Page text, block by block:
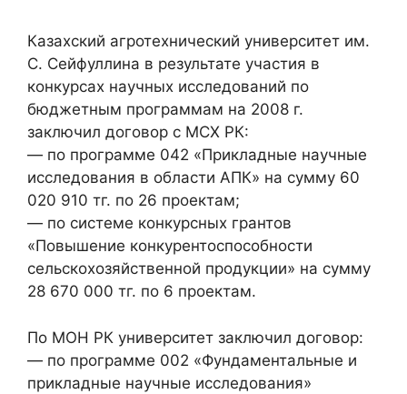
Казахский агротехнический университет им.
С. Сейфуллина в результате участия в
конкурсах научных исследований по
бюджетным программам на 2008 г.
заключил договор с МСХ РК:
— по программе 042 «Прикладные научные
исследования в области АПК» на сумму 60
020 910 тг. по 26 проектам;
— по системе конкурсных грантов
«Повышение конкурентоспособности
сельскохозяйственной продукции» на сумму
28 670 000 тг. по 6 проектам.
По МОН РК университет заключил договор:
— по программе 002 «Фундаментальные и
прикладные научные исследования»